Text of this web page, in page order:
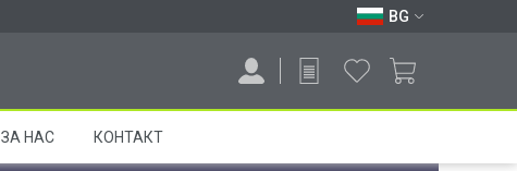
BG
ЗА НАС КОНТАКТ